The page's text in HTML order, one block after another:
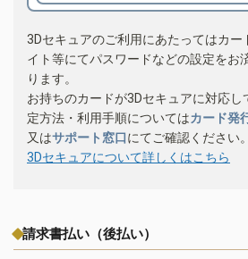
3Dセキュアのご利用にあたってはカ
イト等にてパスワードなどの設定をお
ります。
お持ちのカードが3Dセキュアに対応し
定方法・利用手順についてはカード発
又はサポート窓口にてご確認ください。
3Dセキュアについて詳しくはこちら
請求書払い（後払い）